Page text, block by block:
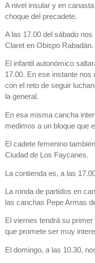
A nivel insular y en
choque del precadete.
A las 17.00 del sábado
Claret en Obispo Rabadán.
El infantil autonómico
17.00. En ese instante
con el reto de seguir
la general.
En esa misma cancha
medimos a un bloque que
El cadete femenino
Ciudad de Los Faycanes.
La contienda es, a las
La ronda de partidos en
las canchas Pepe Armas
El viernes tendrá su
que promete ser muy
El domingo, a las 10.30,